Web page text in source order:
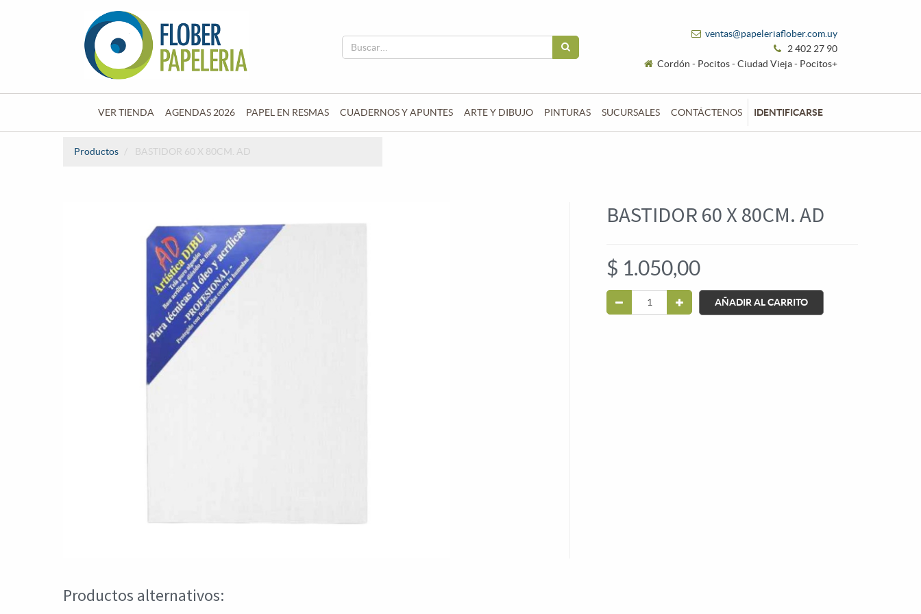
ventas@papeleriaflober.com.uy
2 402 27 90
Cordón - Pocitos - Ciudad Vieja - Pocitos+
VER TIENDA AGENDAS 2026 PAPEL EN RESMAS CUADERNOS Y APUNTES ARTE Y DIBUJO PINTURAS SUCURSALES CONTÁCTENOS IDENTIFICARSE
Productos BASTIDOR 60 X 80CM. AD
BASTIDOR 60 X 80CM. AD
$ 1.050,00
AÑADIR AL CARRITO
Productos alternativos: